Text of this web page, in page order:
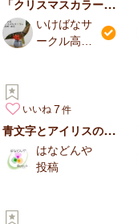
「クリスマスカラー」をいける
いけばなサ
ークル高野
いいね 7
青文字とアイリスの和風アレンジ
はなどんや
投稿